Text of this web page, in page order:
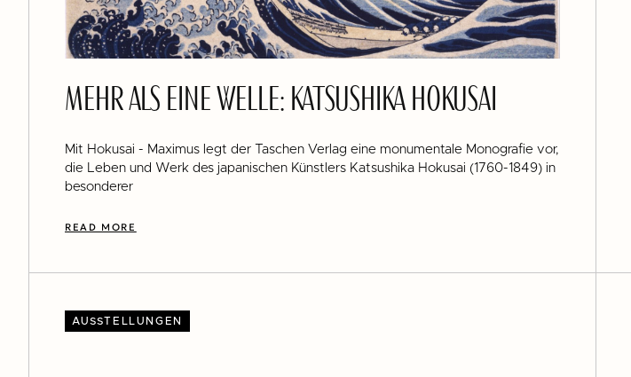
MEHR ALS EINE WELLE: KATSUSHIKA HOKUSAI
Mit Hokusai - Maximus legt der Taschen Verlag eine monumentale Monografie vor,
die Leben und Werk des japanischen Künstlers Katsushika Hokusai (1760-1849) in
besonderer
READ MORE
AUSSTELLUNGEN